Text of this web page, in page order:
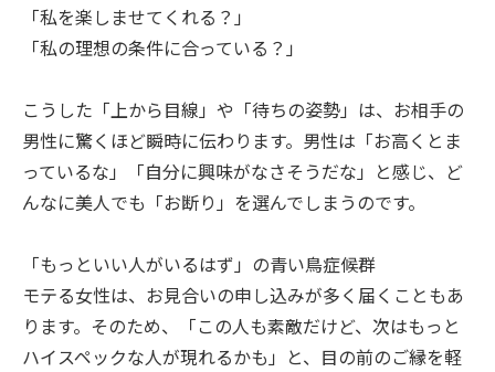
「私を楽しませてくれる？」
「私の理想の条件に合っている？」
こうした「上から目線」や「待ちの姿勢」は、お相手の
男性に驚くほど瞬時に伝わります。男性は「お高くとま
っているな」「自分に興味がなさそうだな」と感じ、ど
んなに美人でも「お断り」を選んでしまうのです。
「もっといい人がいるはず」の青い鳥症候群
モテる女性は、お見合いの申し込みが多く届くこともあ
ります。そのため、「この人も素敵だけど、次はもっと
ハイスペックな人が現れるかも」と、目の前のご縁を軽